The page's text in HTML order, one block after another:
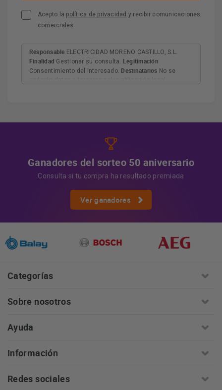
Acepto la política de privacidad y recibir comunicaciones
comerciales
Responsable ELECTRICIDAD MORENO CASTILLO, S.L.
Finalidad Gestionar su consulta. Legitimación
Consentimiento del interesado. Destinatarios No se
Ganadores del sorteo 50 aniversario
Consulta si tu compra ha resultado premiada
Ver ganadores
Categorías
Sobre nosotros
Ayuda
Información
Redes sociales